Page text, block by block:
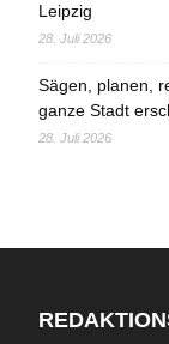
Leipzig
28. Juli 2026
Sägen, planen,
ganze Stadt
28. Juli 2026